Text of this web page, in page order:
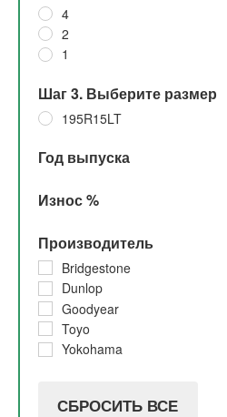
4
2
1
Шаг 3. Выберите размер
195R15LT
Год выпуска
2022
2019
2018
2017
2016
2015
2014
Износ %
До 5%
5%
30%
10%
Производитель
Bridgestone
Dunlop
Goodyear
Toyo
Yokohama
СБРОСИТЬ ВСЕ